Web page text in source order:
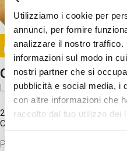
Utilizziamo i cookie per
annunci, per fornire
analizzare il nostro traffico.
informazioni sul modo in
nostri partner che si
pubblicità e social media, i
con altre informazioni che
raccolto dal tuo utilizzo dei
Selezione
Image
SUNDAY@STEP
Come funziona il
Laboratorio
20 Set 2026 / 11:15 - 13:00
Costo
Proveremo a costruire un